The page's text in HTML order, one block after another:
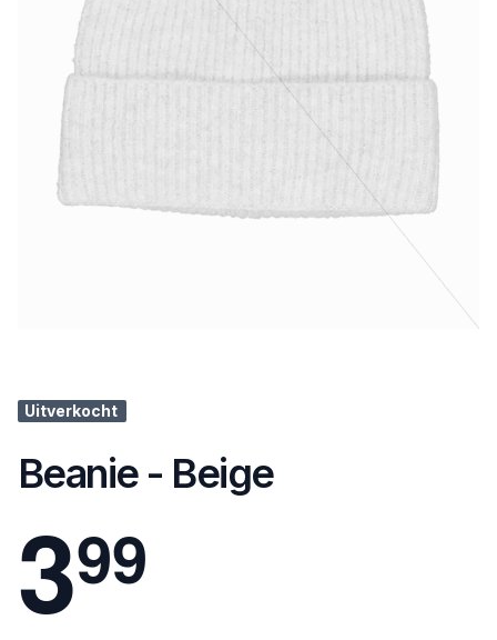
Uitverkocht
Beanie - Beige
399